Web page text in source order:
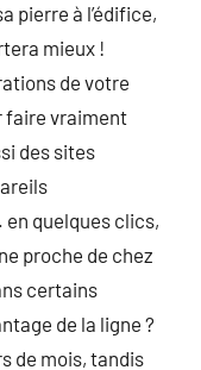
pierre à l’édifice,
mieux !
de votre
faire vraiment
des sites
quelques clics,
proche de chez
certains
de la ligne ?
de mois, tandis